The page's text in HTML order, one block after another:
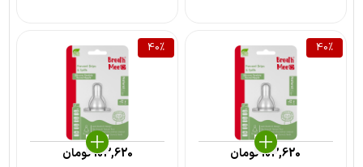
40%
103,620تومان
40%
103,620تومان